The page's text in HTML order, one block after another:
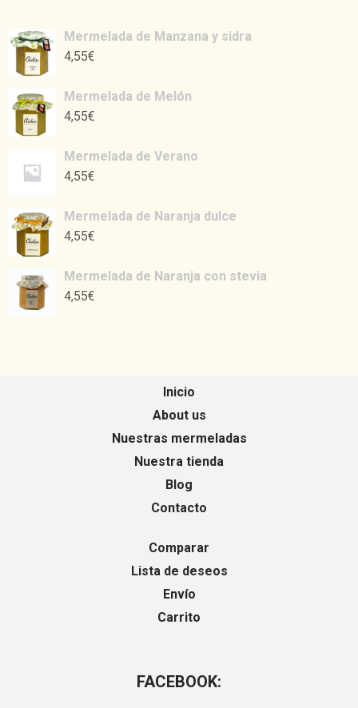
Mermelada de Manzana y sidra
4,55€
Mermelada de Melón
4,55€
Mermelada de Verano
4,55€
Mermelada de Naranja dulce
4,55€
Mermelada de Naranja con stevia
4,55€
Inicio
About us
Nuestras mermeladas
Nuestra tienda
Blog
Contacto
Comparar
Lista de deseos
Envío
Carrito
FACEBOOK: